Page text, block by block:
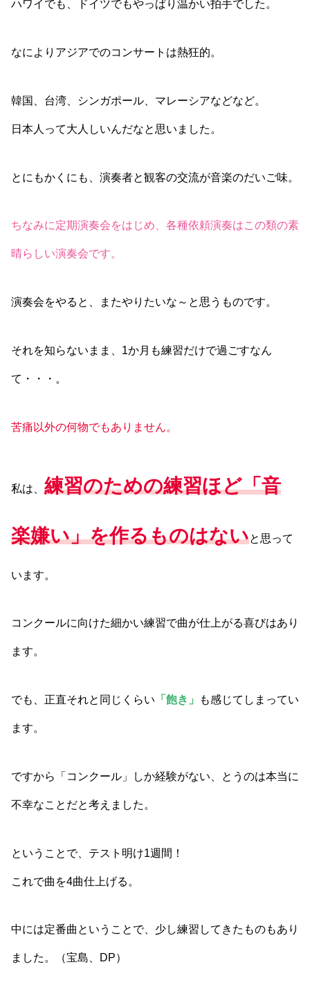
ハワイでも、ドイツでもやっぱり温かい拍手でした。
なによりアジアでのコンサートは熱狂的。
韓国、台湾、シンガポール、マレーシアなどなど。
日本人って大人しいんだなと思いました。
とにもかくにも、演奏者と観客の交流が音楽のだいご味。
ちなみに定期演奏会をはじめ、各種依頼演奏はこの類の素
晴らしい演奏会です。
演奏会をやると、またやりたいな～と思うものです。
それを知らないまま、1か月も練習だけで過ごすなん
て・・・。
苦痛以外の何物でもありません。
私は、 練習のための練習ほど「音
楽嫌い」を作るものはないと思って
います。
コンクールに向けた細かい練習で曲が仕上がる喜びはあり
ます。
でも、正直それと同じくらい 「飽き」 も感じてしまってい
ます。
ですから「コンクール」しか経験がない、とうのは本当に
不幸なことだと考えました。
ということで、テスト明け1週間！
これで曲を4曲仕上げる。
中には定番曲ということで、少し練習してきたものもあり
ました。（宝島、DP）